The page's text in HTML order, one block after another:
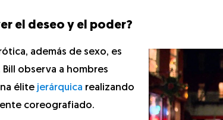
el deseo y el poder?
además de sexo, es
observa a hombres
élite jerárquica realizando
coreografiado.